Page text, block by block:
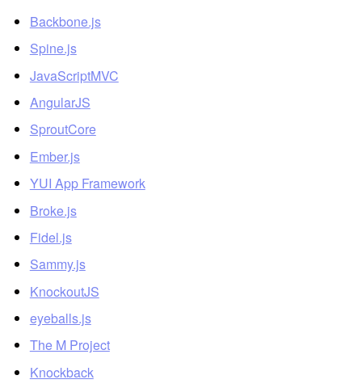
Backbone.js
Spine.js
JavaScriptMVC
AngularJS
SproutCore
Ember.js
YUI App Framework
Broke.js
Fidel.js
Sammy.js
KnockoutJS
eyeballs.js
The M Project
Knockback